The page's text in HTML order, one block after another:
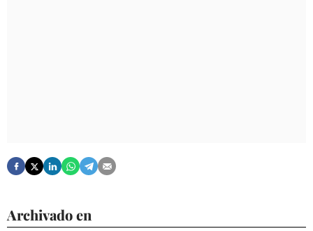
Archivado en